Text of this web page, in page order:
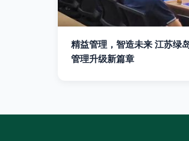
精益管理，智造未来 江苏绿
管理升级新篇章